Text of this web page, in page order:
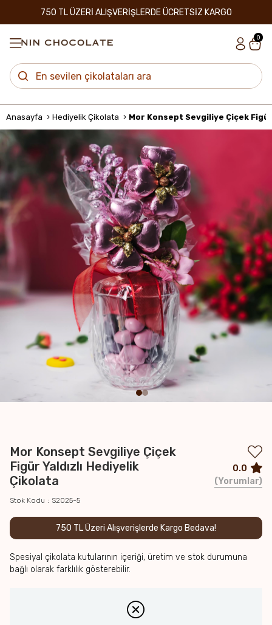
750 TL ÜZERİ ALIŞVERİŞLERDE ÜCRETSİZ KARGO
0
Anasayfa Hediyelik Çikolata
Mor Konsept Sevgiliye Çiçek
Figür Yaldızlı Hediyelik
Çikolata
Stok Kodu S2025-5
750 TL Üzeri Alışverişlerde Kargo Bedava!
Spesiyal çikolata kutularının içeriği, üretim ve stok durumuna
bağlı olarak farklılık gösterebilir.
0.0
Yorumlar